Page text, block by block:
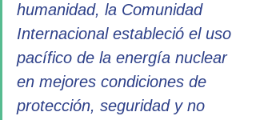
humanidad, la Comunidad
Internacional estableció el uso
pacífico de la energía nuclear
en mejores condiciones de
protección, seguridad y no